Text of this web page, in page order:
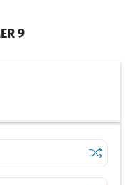
9
Sprawdź
Park